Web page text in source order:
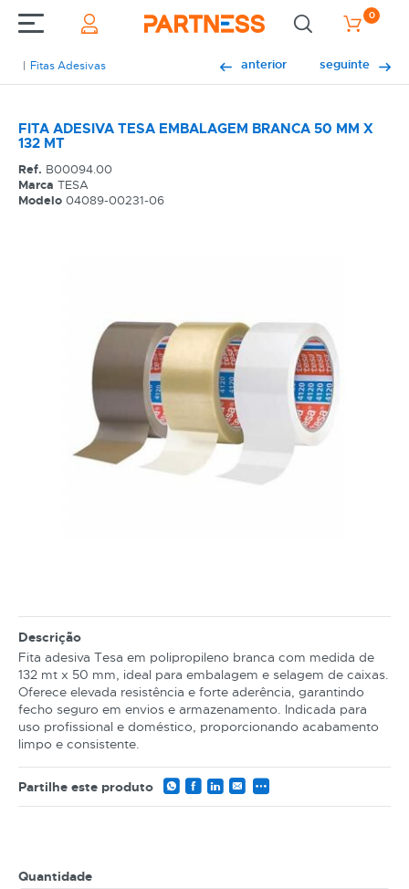
0
Fitas Adesivas anterior seguinte
FITA ADESIVA TESA EMBALAGEM BRANCA 50 MM X
132 MT
Ref. B00094.00
Marca TESA
Modelo 04089-00231-06
Descrição
Fita adesiva Tesa em polipropileno branca com medida de
132 mt x 50 mm, ideal para embalagem e selagem de caixas.
Oferece elevada resistência e forte aderência, garantindo
fecho seguro em envios e armazenamento. Indicada para
uso profissional e doméstico, proporcionando acabamento
limpo e consistente.
Partilhe este produto
Quantidade